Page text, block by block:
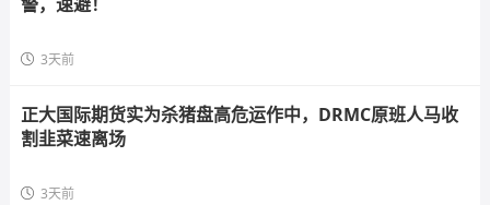
3天前
正大国际期货实为杀猪盘高危运作中，DRMC原班人马收
割韭菜速离场
3天前